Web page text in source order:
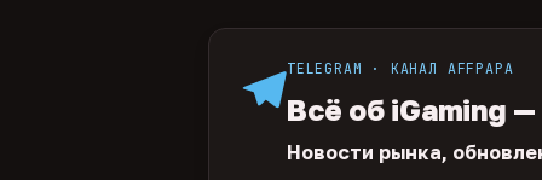
TELEGRAM · КАНАЛ AFFPAPA
Всё об iGaming
Новости рынка,